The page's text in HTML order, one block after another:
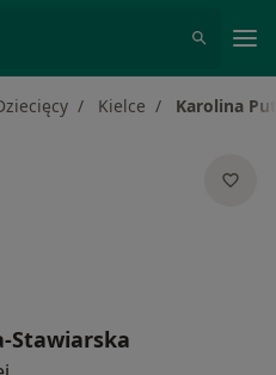
Kielce Karolina
Stawiarska